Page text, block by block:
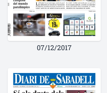
07/12/2017